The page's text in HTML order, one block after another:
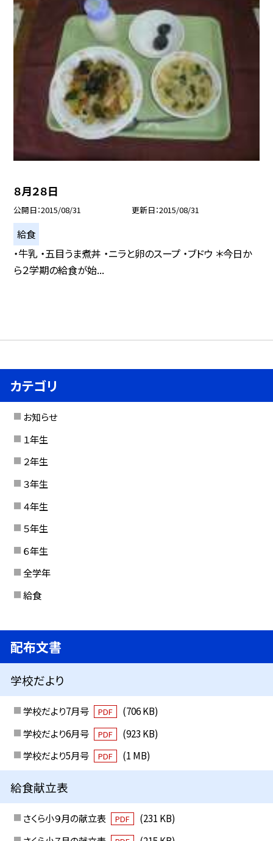
８月２８日
公開日 2015/08/31 更新日 2015/08/31
給食
・牛乳 ・五目うま煮丼 ・ニラと卵のスープ ・ブドウ ＊今日か
ら２学期の給食が始...
カテゴリ
お知らせ
１年生
２年生
３年生
４年生
５年生
６年生
全学年
給食
配布文書
学校だより
学校だより7月号 PDF
(706 KB)
学校だより6月号
PDF
(923 KB)
学校だより5月号
PDF (1 MB)
給食献立表
さくら小９月の献立表 PDF
(231 KB)